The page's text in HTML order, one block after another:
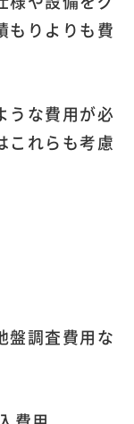
もりよりも費
うな費用が必
これらも考慮
盤調査費用な